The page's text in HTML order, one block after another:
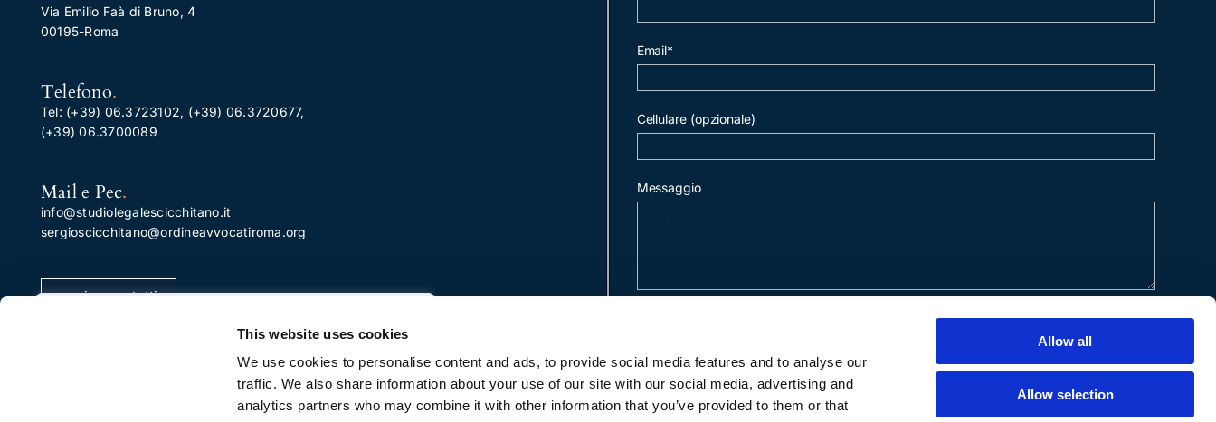
This website uses cookies
We use cookies to personalise content and ads, to provide social media features and to analyse our
traffic. We also share information about your use of our site with our social media, advertising and
analytics partners who may combine it with other information that you’ve provided to them or that
Allow all
Allow selection
Utilizziamo i cookie per migliorare la tua esperienza di
navigazione, pubblicare annunci o contenuti
personalizzati e analizzare il nostro traffico. Facendo clic
Via Emilio Faà di Bruno, 4
00195-Roma
Telefono.
Tel: (+39) 06.3723102, (+39) 06.3720677,
(+39) 06.3700089
Mail e Pec.
info@studiolegalescicchitano.it
sergioscicchitano@ordineavvocatiroma.org
pagina contatti
Email*
Cellulare (opzionale)
Messaggio